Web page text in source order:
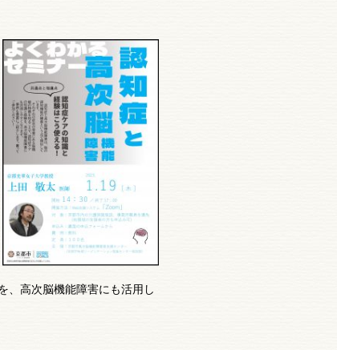
、高次脳機能障害にも活用し